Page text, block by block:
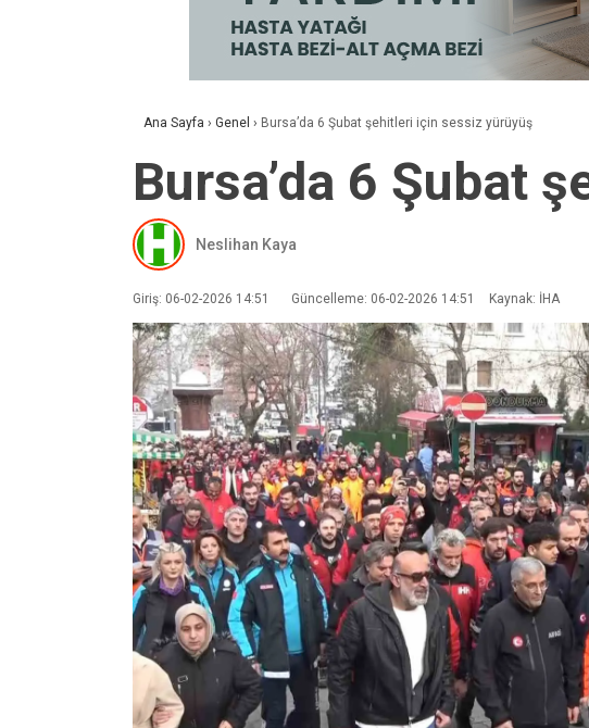
Ana Sayfa › Genel › Bursa’da 6 Şubat şehitleri için sessiz yürüyüş
Bursa’da 6 Şubat
Neslihan Kaya
Giriş: 06-02-2026 14:51 Güncelleme: 06-02-2026 14:51 Kaynak: İHA